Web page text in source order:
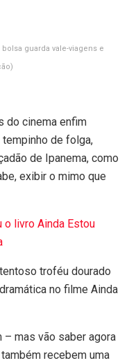
guarda vale-viagens e
do cinema enfim
tempinho de folga,
de Ipanema, como
exibir o mimo que
o livro Ainda Estou
troféu dourado
no filme Ainda
mas vão saber agora
recebem uma